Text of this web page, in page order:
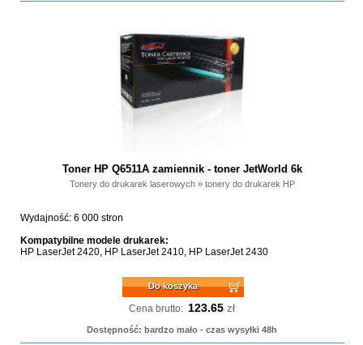
Toner HP Q6511A zamiennik - toner JetWorld 6k
Tonery do drukarek laserowych» tonery do drukarek HP
Wydajność: 6 000 stron
Kompatybilne modele drukarek:
HP LaserJet 2420, HP LaserJet 2410, HP LaserJet 2430
Do koszyka
Cena brutto: 123.65 zł
Dostępność: bardzo mało - czas wysyłki 48h